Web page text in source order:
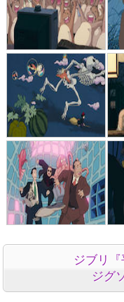
ジブリ『
ジグ